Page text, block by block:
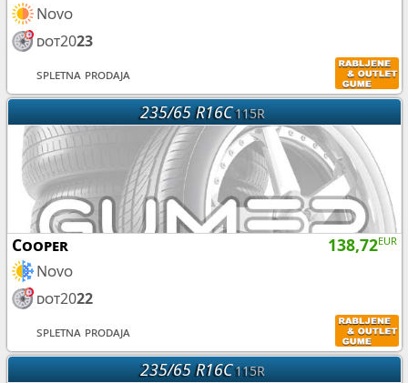
Novo
dot2023
spletna prodaja
235/65 R16C115R
138,72EUR
Cooper
Novo
dot2022
spletna prodaja
235/65 R16C115R